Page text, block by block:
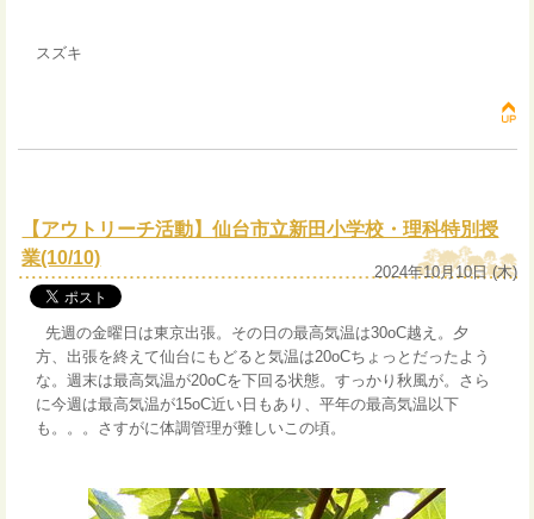
スズキ
【アウトリーチ活動】仙台市立新田小学校・理科特別授
業(10/10)
2024年10月10日 (木)
先週の金曜日は東京出張。その日の最高気温は30oC越え。夕
方、出張を終えて仙台にもどると気温は20oCちょっとだったよう
な。週末は最高気温が20oCを下回る状態。すっかり秋風が。さら
に今週は最高気温が15oC近い日もあり、平年の最高気温以下
も。。。さすがに体調管理が難しいこの頃。